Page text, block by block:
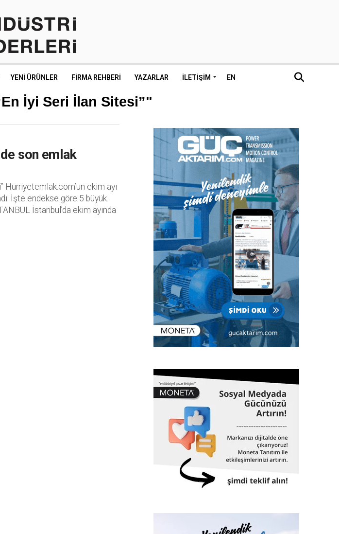
YENI ÜRÜNLER FIRMA REHBERI YAZARLAR İLETIŞIM EN
İyi Seri İlan Sitesi”"
son emlak
Hurriyetemlak.com’un ekim ayı
İşte endekse göre 5 büyük
İstanbul’da ekim ayında